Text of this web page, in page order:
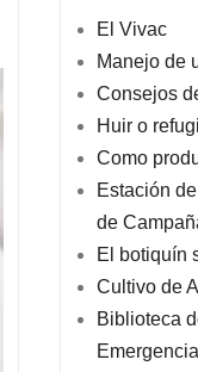
El Vivac
Manejo de
Consejos
Huir o
Como
Estación
de
El botiquín
Cultivo de
Biblioteca